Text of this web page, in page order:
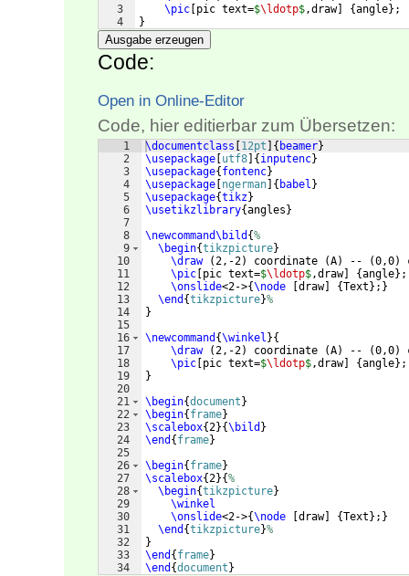
3
4
\pic pic text=$\ldotp$,draw] {angle} ;
}
Ausgabe erzeugen
Code:
Open in Online-Editor
Code, hier editierbar zum Übersetzen:
1
2
3
4
5
6
7
8
9
10
11
12
13
14
15
16
17
18
19
20
21
22
23
24
25
26
27
28
29
30
31
32
33
34
\documentclass 12pt { beamer}
\usepackage utf8 { inputenc}
\usepackage{ fontenc}
\usepackage ngerman { babel }
\usepackage{tikz}
\usetikzlibrary{angles }
\newcommand\bild {%
\begin{tikzpicture}
\draw
(2,-2) coordinate (A) -- (0,0)
\pic pic text=$\ldotp$,draw] {angle} ;
\onslide<2->{\node draw] {Text } ; }
\end {tikzpicture}%
}
\newcommand {\winkel }{
\draw
(2,-2) coordinate (A) -- (0,0)
\pic pic text=$\ldotp$,draw] {angle} ;
}
\begin{document }
\begin{ frame}
\scalebox{2}{\bild }
\end { frame}
\begin{ frame}
\scalebox{2}{%
\begin{tikzpicture}
\winkel
\onslide<2->{\node draw] {Text } ; }
\end {tikzpicture}%
}
\end { frame}
\end {document }